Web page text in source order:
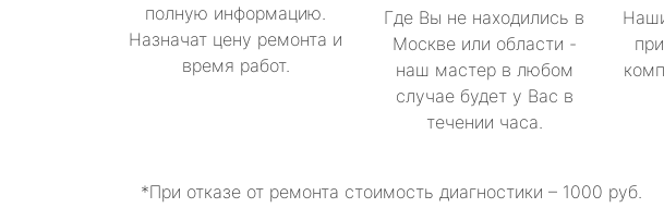
полную информацию.
Назначат цену ремонта и
время работ.
Где Вы не находились в
Москве или области -
наш мастер в любом
случае будет у Вас в
течении часа.
*При отказе от ремонта стоимость диагностики – 1000 руб.